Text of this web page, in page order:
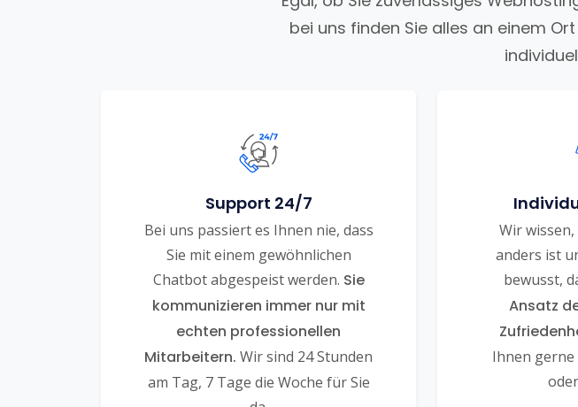
bei uns finden Sie alles an einem
Support 24/7
Bei uns passiert es Ihnen nie, dass
Sie mit einem gewöhnlichen
Chatbot abgespeist werden. Sie
kommunizieren immer nur mit
echten professionellen
Mitarbeitern. Wir sind 24 Stunden
am Tag, 7 Tage die Woche für Sie
Wir
anders ist
bewusst,
Ansatz
Ihnen gerne